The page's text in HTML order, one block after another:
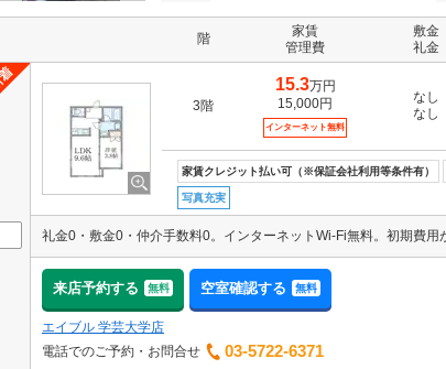
階
家賃
管理費
敷金
礼金
3階
15.3万円
15,000円
インターネット無料
なし
なし
家賃クレジット払い可（※保証会社利用等条件有）
写真充実
来店予約する 無料 空室確認する 無料
エイブル 学芸大学店
電話でのご予約・お問合せ
03-5722-6371